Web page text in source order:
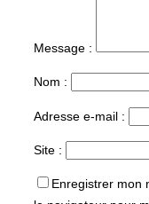
Message :
Nom :
Adresse e-mail :
Site :
Enregistrer mon